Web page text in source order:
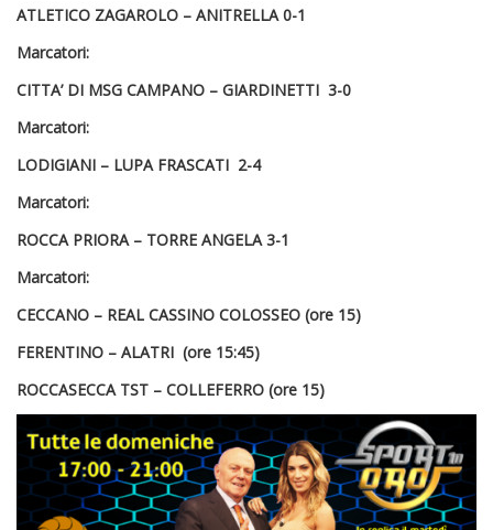
ATLETICO ZAGAROLO – ANITRELLA 0-1
Marcatori:
CITTA’ DI MSG CAMPANO – GIARDINETTI 3-0
Marcatori:
LODIGIANI – LUPA FRASCATI 2-4
Marcatori:
ROCCA PRIORA – TORRE ANGELA 3-1
Marcatori:
CECCANO – REAL CASSINO COLOSSEO (ore 15)
FERENTINO – ALATRI (ore 15:45)
ROCCASECCA TST – COLLEFERRO (ore 15)